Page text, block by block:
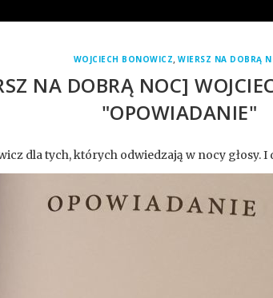
WOJCIECH BONOWICZ, WIERSZ NA DOBRĄ
NA DOBRĄ NOC]
"OPOWIADANIE"
dla tych, których odwiedzają w nocy głosy. I